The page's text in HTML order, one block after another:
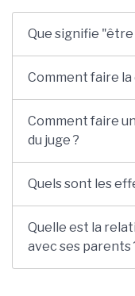
Que signifie "être
Comment faire la
Comment faire
du juge ?
Quels sont les
Quelle est la
avec ses parents